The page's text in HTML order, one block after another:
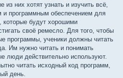
из них хотят узнать и изучить всё,
и программным обеспечением для
которые будут хорошими
своё ремесло. Для того, чтобы
программы, ученики должны читать
Им нужно читать и понимать
люди действительно используют.
читать исходный код программ,
день.